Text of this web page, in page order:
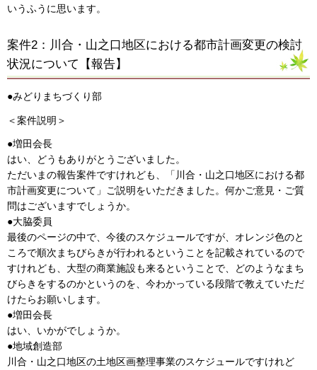
いうふうに思います。
案件2：川合・山之口地区における都市計画変更の検討
状況について【報告】
●みどりまちづくり部
＜案件説明＞
●増田会長
はい、どうもありがとうございました。
ただいまの報告案件ですけれども、「川合・山之口地区における都
市計画変更について」ご説明をいただきました。何かご意見・ご質
問はございますでしょうか。
●大脇委員
最後のページの中で、今後のスケジュールですが、オレンジ色のと
ころで順次まちびらきが行われるということを記載されているので
すけれども、大型の商業施設も来るということで、どのようなまち
びらきをするのかというのを、今わかっている段階で教えていただ
けたらお願いします。
●増田会長
はい、いかがでしょうか。
●地域創造部
川合・山之口地区の土地区画整理事業のスケジュールですけれど